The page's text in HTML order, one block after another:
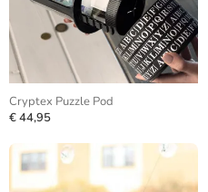
Cryptex Puzzle Pod
€ 44,95